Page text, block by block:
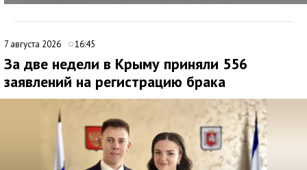
7 августа 2026 16:45
За две недели в Крыму приняли 556
заявлений на регистрацию брака